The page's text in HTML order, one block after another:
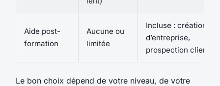
Aide post-
formation
Aucune ou
limitée
Incluse : création
d’entreprise,
prospection client
Le bon choix dépend de votre niveau, de votre